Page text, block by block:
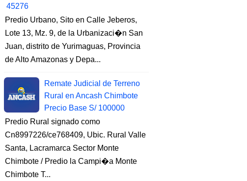
45276
Predio Urbano, Sito en Calle Jeberos,
Lote 13, Mz. 9, de la Urbanizaci�n San
Juan, distrito de Yurimaguas, Provincia
de Alto Amazonas y Depa...
Remate Judicial de Terreno
Rural en Ancash Chimbote
Precio Base S/ 100000
Predio Rural signado como
Cn8997226/ce768409, Ubic. Rural Valle
Santa, Lacramarca Sector Monte
Chimbote / Predio la Campi�a Monte
Chimbote T...